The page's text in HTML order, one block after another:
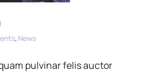
, News
pulvinar felis auctor